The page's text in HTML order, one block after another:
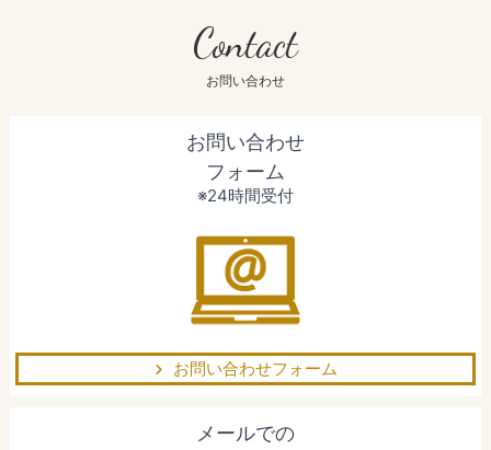
Contact
お問い合わせ
お問い合わせ
フォーム
※24時間受付
お問い合わせフォーム
メールでの